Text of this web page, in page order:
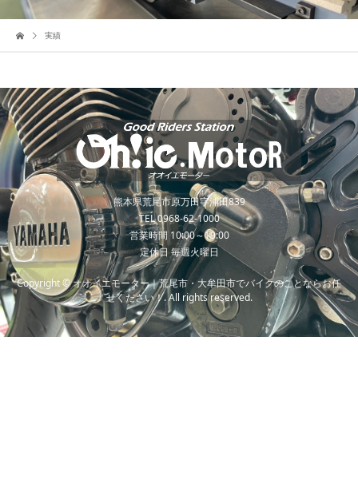
実績
熊本県荒尾市原万田字浦田839
TEL 0968-62-1000
営業時間 10:00～19:00
定休日 毎週火曜日
Copyright © オオイエモーター｜荒尾市・大牟田市でバイクのことならお任
せください！. All rights reserved.